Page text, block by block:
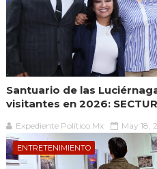
Santuario de las
visitantes en 2026:
Expediente Político.Mx May 18,
ENTRETENIMIENTO